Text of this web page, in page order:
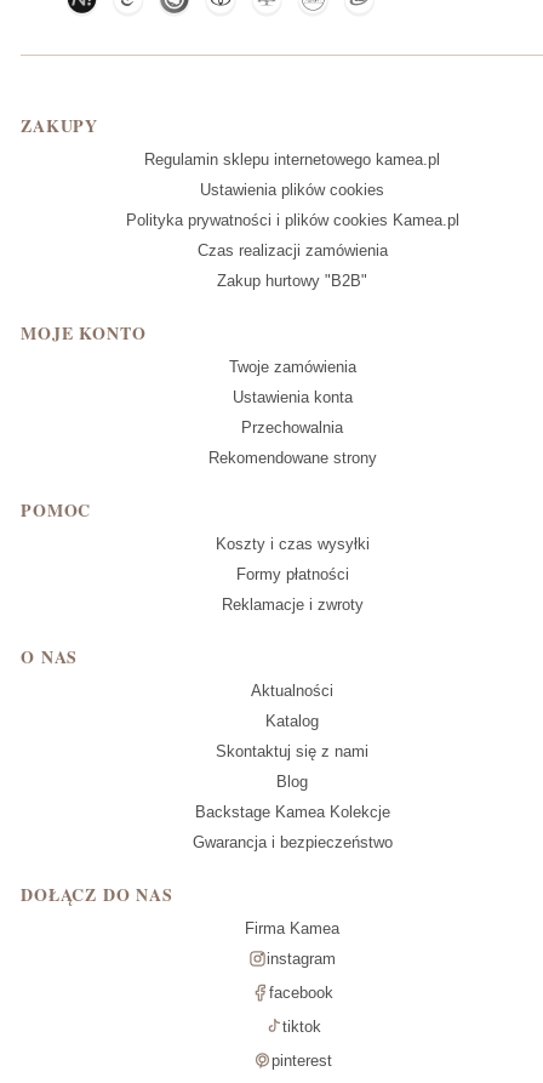
Linki w stopce
ZAKUPY
Regulamin sklepu internetowego kamea.pl
Ustawienia plików cookies
Polityka prywatności i plików cookies Kamea.pl
Czas realizacji zamówienia
Zakup hurtowy "B2B"
MOJE KONTO
Twoje zamówienia
Ustawienia konta
Przechowalnia
Rekomendowane strony
POMOC
Koszty i czas wysyłki
Formy płatności
Reklamacje i zwroty
O NAS
Aktualności
Katalog
Skontaktuj się z nami
Blog
Backstage Kamea Kolekcje
Gwarancja i bezpieczeństwo
DOŁĄCZ DO NAS
Firma Kamea
instagram
facebook
tiktok
pinterest